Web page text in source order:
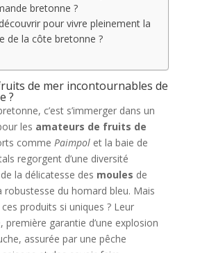
bretonne ?
pour vivre pleinement la
de la côte bretonne ?
de mer incontournables de
?
c’est s’immerger dans un
les amateurs de fruits de
comme Paimpolet la baie de
regorgent d’une diversité
la délicatesse des moules de
robustesse du homard bleu. Mais
ces produits si uniques ? Leur
première garantie d’une explosion
assurée par une pêche